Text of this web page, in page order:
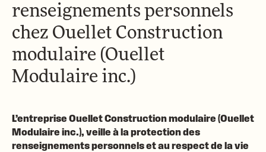
renseignements personnels
chez Ouellet Construction
modulaire (Ouellet
Modulaire inc.)
L’entreprise Ouellet Construction modulaire (Ouellet
Modulaire inc.), veille à la protection des
renseignements personnels et au respect de la vie